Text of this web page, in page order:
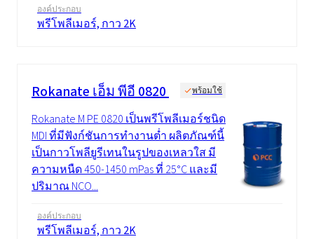
องค์ประกอบ
พรีโพลีเมอร์, กาว 2K
Rokanate เอ็ม พีอี 0820 พร้อมใช้
Rokanate M PE 0820 เป็นพรีโพลีเมอร์ชนิด
MDI ที่มีฟังก์ชันการทำงานต่ำ ผลิตภัณฑ์นี้
เป็นกาวโพลียูรีเทนในรูปของเหลวใส มี
ความหนืด 450-1450 mPas ที่ 25°C และมี
ปริมาณ NCO...
องค์ประกอบ
พรีโพลีเมอร์, กาว 2K